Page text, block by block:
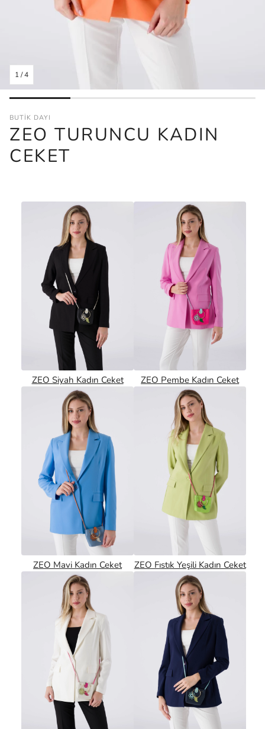
1/4
BUTİK DAYI
ZEO TURUNCU KADIN
CEKET
ZEO Siyah Kadın Ceket ZEO Pembe Kadın Ceket
ZEO Mavi Kadın Ceket ZEO Fıstık Yeşili Kadın Ceket